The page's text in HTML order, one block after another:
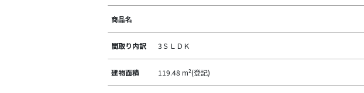
商品名
間取り内訳 3ＳＬＤＫ
建物面積 119.48 m²(登記)